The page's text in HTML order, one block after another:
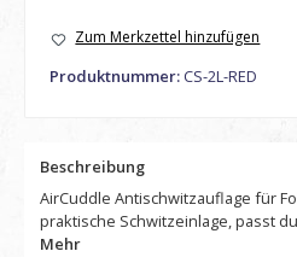
Zum Merkzettel hinzufügen
Produktnummer: CS-2L-RED
Beschreibung
AirCuddle Antischwitzauflage für
praktische Schwitzeinlage, passt
Mehr